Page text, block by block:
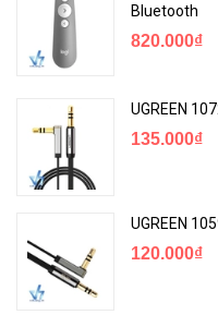
Bluetooth
820.000₫
UGREEN
135.000₫
UGREEN
120.000₫